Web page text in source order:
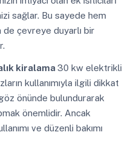
sağlar. Bu sayede hem
de çevreye duyarlı bir
kiralama30 kw elektrikli
kullanımıyla ilgili dikkat
önünde bulundurarak
önemlidir. Ancak
ve düzenli bakımı